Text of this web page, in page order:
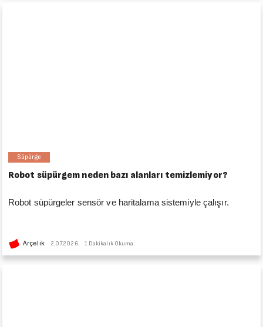
Süpürge
Robot süpürgem neden bazı alanları temizlemiyor?
Robot süpürgeler sensör ve haritalama sistemiyle çalışır.
Arçelik 2.07.2026 1 Dakikalık Okuma